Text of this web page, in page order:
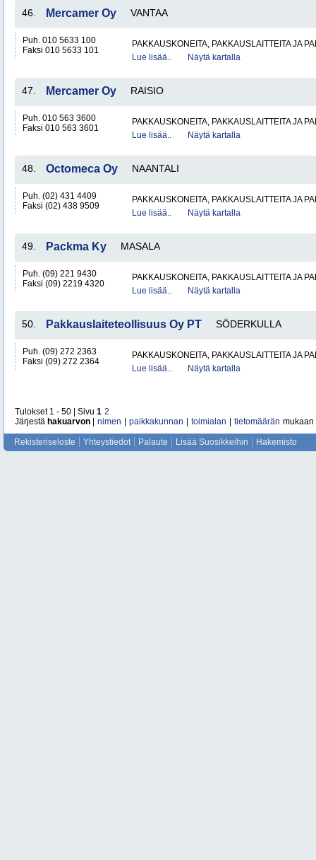
46. Mercamer Oy VANTAA
Puh. 010 5633 100
Faksi 010 5633 101
PAKKAUSKONEITA, PAKKAUSLAITTEITA JA
Lue lisää..
Näytä kartalla
47. Mercamer Oy RAISIO
Puh. 010 563 3600
Faksi 010 563 3601
PAKKAUSKONEITA, PAKKAUSLAITTEITA JA
Lue lisää..
Näytä kartalla
48. Octomeca Oy NAANTALI
Puh. (02) 431 4409
Faksi (02) 438 9509
PAKKAUSKONEITA, PAKKAUSLAITTEITA JA
Lue lisää..
Näytä kartalla
49. Packma Ky MASALA
Puh. (09) 221 9430
Faksi (09) 2219 4320
PAKKAUSKONEITA, PAKKAUSLAITTEITA JA
Lue lisää..
Näytä kartalla
50. Pakkauslaiteteollisuus Oy PT SÖDERKULLA
Puh. (09) 272 2363
Faksi (09) 272 2364
PAKKAUSKONEITA, PAKKAUSLAITTEITA JA
Lue lisää..
Näytä kartalla
Tulokset 1 - 50 | Sivu 1 2
Järjestä hakuarvon nimen paikkakunnan toimialan tietomäärän mukaan
Rekisteriseloste Yhteystiedot Palaute Lisää Suosikkeihin Hakemisto